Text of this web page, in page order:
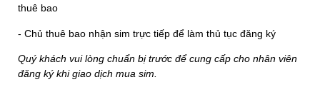
thuê bao
- Chủ thuê bao nhận sim trực tiếp để làm thủ tục đăng ký
Quý khách vui lòng chuẩn bị trước để cung cấp cho nhân viên
đăng ký khi giao dịch mua sim.